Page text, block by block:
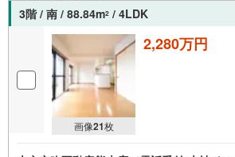
3階 / 南 / 88.84m2 / 4LDK
画像21枚
2,280万円